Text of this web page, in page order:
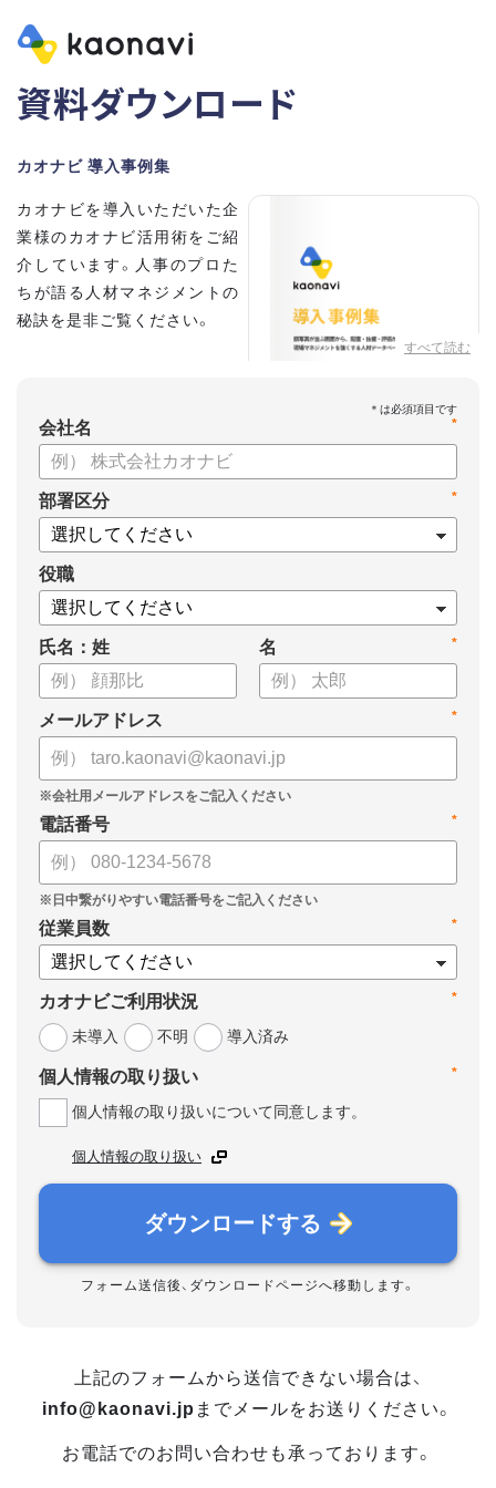
資料ダウンロード
カオナビ 導入事例集
すべて読む
カオナビを導入いただいた企
業様のカオナビ活用術をご紹
介しています。人事のプロた
ちが語る人材マネジメントの
秘訣を是非ご覧ください。
*
会社名
*
部署区分
役職
氏名：姓 *
名
*
メールアドレス
*
電話番号
*
従業員数
*
カオナビご利用状況
未導入
不明 導入済み
*
個人情報の取り扱い
個人情報の取り扱いについて同意します。
個人情報の取り扱い
ダウンロードする
フォーム送信後、ダウンロードページへ移動します。
上記のフォームから送信できない場合は、
info@kaonavi.jp までメールをお送りください。
お電話でのお問い合わせも承っております。